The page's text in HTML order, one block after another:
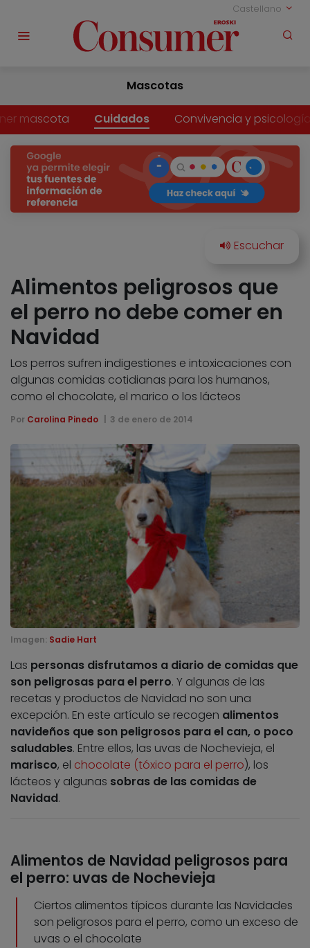
Castellano
Mascotas
mascota Cuidados Convivencia y
Alimentos peligrosos que
el perro no debe comer en
Navidad
Los perros sufren indigestiones e intoxicaciones con
algunas comidas cotidianas para los humanos,
como el chocolate, el marico o los lácteos
Por Carolina Pinedo 3 de enero de 2014
Imagen: Sadie Hart
Las personas disfrutamos a diario de comidas que
son peligrosas para el perro. Y algunas de las
recetas y productos de Navidad no son una
excepción. En este artículo se recogen alimentos
navideños que son peligrosos para el can, o poco
saludables. Entre ellos, las uvas de Nochevieja, el
marisco, el chocolate (tóxico para el perro), los
lácteos y algunas sobras de las comidas de
Navidad.
Alimentos de Navidad peligrosos para
el perro: uvas de Nochevieja
Ciertos alimentos típicos durante las Navidades
son peligrosos para el perro, como un exceso de
uvas o el chocolate